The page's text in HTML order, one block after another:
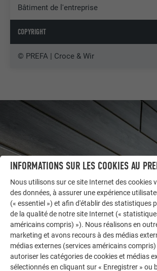
Bâtiment de l'entreprise
COPYRIGHT
© PREFA | Croce & Wir
LAISSEZ-VOUS INSPIRER
AUTRES BÂTIMENTS
La galerie de références PREFA
INFORMATIONS SUR LES COOKIES AU
Nous utilisons sur ce site Internet des cookies
des données, à assurer une expérience
(« essentiel ») et afin d'établir des statistiques
de la qualité de notre site Internet («
américains compris) »). Nous réalisons en
marketing et avons recours à des médias
médias externes (services américains
autoriser les catégories de cookies et médias
sélectionnés en cliquant sur « Enregistrer » ou